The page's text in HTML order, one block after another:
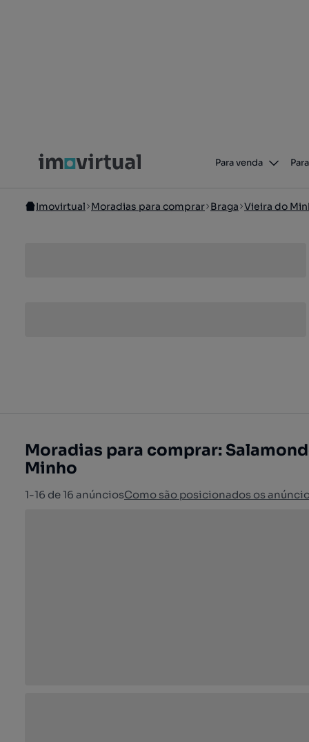
Para venda
Imovirtual Moradias para comprar Braga Vieira do
Moradias para comprar:
Minho
1-16 de 16 anúnciosComo são posicionados os